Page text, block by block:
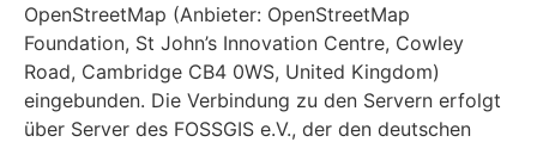
OpenStreetMap (Anbieter: OpenStreetMap
Foundation, St John’s Innovation Centre, Cowley
Road, Cambridge CB4 0WS, United Kingdom)
eingebunden. Die Verbindung zu den Servern erfolgt
über Server des FOSSGIS e.V., der den deutschen